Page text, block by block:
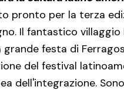
pronto per la terza
Il fantastico
grande festa di
del festival
dell'integrazione.